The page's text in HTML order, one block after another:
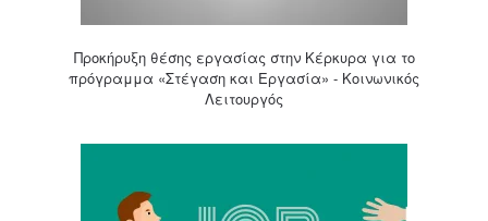
Προκήρυξη θέσης εργασίας στην Κέρκυρα για το
πρόγραμμα «Στέγαση και Εργασία» - Κοινωνικός
Λειτουργός